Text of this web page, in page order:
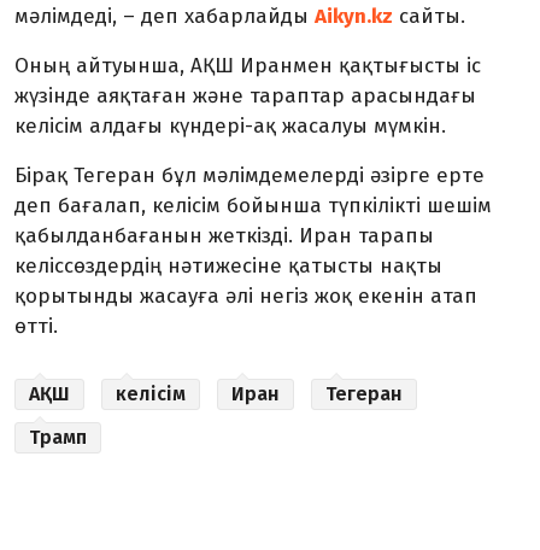
мәлімдеді, – деп хабарлайды Aikyn.kz сайты.
Оның айтуынша, АҚШ Иранмен қақтығысты іс
жүзінде аяқтаған және тараптар арасындағы
келісім алдағы күндері-ақ жасалуы мүмкін.
Бірақ Тегеран бұл мәлімдемелерді әзірге ерте
деп бағалап, келісім бойынша түпкілікті шешім
қабылданбағанын жеткізді. Иран тарапы
келіссөздердің нәтижесіне қатысты нақты
қорытынды жасауға әлі негіз жоқ екенін атап
өтті.
АҚШ келісім Иран
Тегеран
Трамп